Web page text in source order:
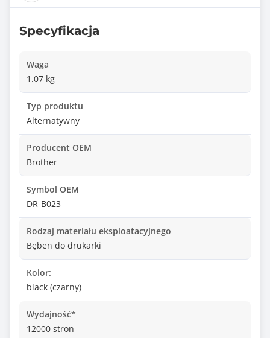
Specyfikacja
Waga
1.07 kg
Typ produktu
Alternatywny
Producent OEM
Brother
Symbol OEM
DR-B023
Rodzaj materiału eksploatacyjnego
Bęben do drukarki
Kolor:
black (czarny)
Wydajność*
12000 stron